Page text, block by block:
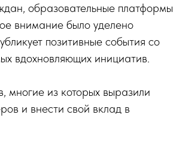
образовательные платформы
внимание было уделено
позитивные события со
вдохновляющих инициатив.
многие из которых выразили
и внести свой вклад в